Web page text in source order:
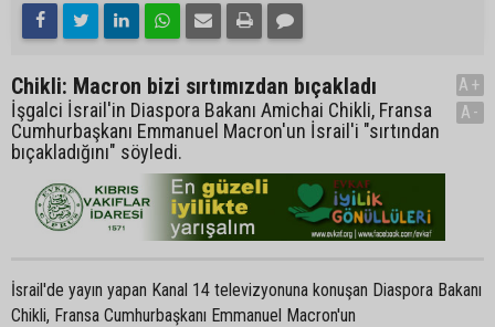
Chikli: Macron bizi sırtımızdan bıçakladı
İşgalci İsrail'in Diaspora Bakanı Amichai Chikli, Fransa
Cumhurbaşkanı Emmanuel Macron'un İsrail'i "sırtından
bıçakladığını" söyledi.
A+
A-
İsrail'de yayın yapan Kanal 14 televizyonuna konuşan Diaspora Bakanı
Chikli, Fransa Cumhurbaşkanı Emmanuel Macron'un